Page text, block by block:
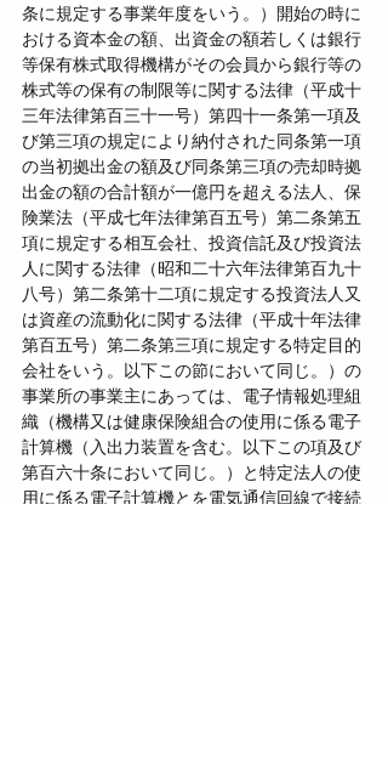
条に規定する事業年度をいう。）開始の時に
おける資本金の額、出資金の額若しくは銀行
等保有株式取得機構がその会員から銀行等の
株式等の保有の制限等に関する法律（平成十
三年法律第百三十一号）第四十一条第一項及
び第三項の規定により納付された同条第一項
の当初拠出金の額及び同条第三項の売却時拠
出金の額の合計額が一億円を超える法人、保
険業法（平成七年法律第百五号）第二条第五
項に規定する相互会社、投資信託及び投資法
人に関する法律（昭和二十六年法律第百九十
八号）第二条第十二項に規定する投資法人又
は資産の流動化に関する法律（平成十年法律
第百五号）第二条第三項に規定する特定目的
会社をいう。以下この節において同じ。）の
事業所の事業主にあっては、電子情報処理組
織（機構又は健康保険組合の使用に係る電子
計算機（入出力装置を含む。以下この項及び
第百六十条において同じ。）と特定法人の使
用に係る電子計算機とを電気通信回線で接続